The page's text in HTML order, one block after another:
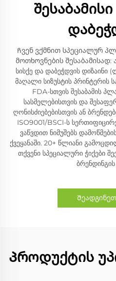
Ჩვენ ვქმნით სპეციალურ
მოთხოვნების შესაბამისად:
სისქე და დაბეჭდვის დიზაინი
მაღალი სიზუსტის პრინტერის
FDA-სთვის შესაბამის
სასმელებისთვის და
ღონისძიებებისთვის ან
ISO9001/BSCI-ს
ვაწვდით ნიმუშებს
ქვეყანაში. 20+ წლიანი
თქვენი სპეციალური ჭიქები
ბრენდინგის
Პროდუქტის